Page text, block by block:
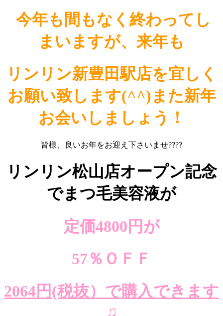
今年も間もなく終わってし
まいますが、来年も
リンリン新豊田駅店を宜しく
お願い致します(^^)また新年
お会いしましょう！
皆様、良いお年をお迎え下さいませ????
リンリン松山店オープン記念
でまつ毛美容液が
定価4800円が
57％ＯＦＦ
2064円(税抜）で購入できます
♫